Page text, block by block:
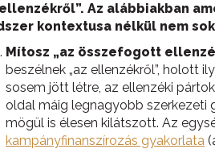
Az alábbiakban
kontextusa nélkül nem
Mítosz „az összefogott
beszélnek „az ellenzékről”, holott
sosem jött létre, az ellenzéki
oldal máig legnagyobb szerkezeti
mögül is élesen kilátszott. Az
kampányfinanszírozás gyakorlata